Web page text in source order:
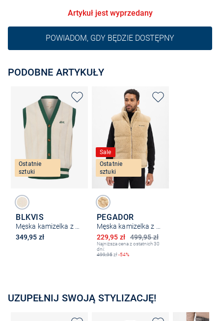
Artykuł jest wyprzedany
POWIADOM, GDY BĘDZIE DOSTĘPNY
PODOBNE ARTYKUŁY
Ostatnie
sztuki
BLKVIS
Męska kamizelka z dzianiny
349,95 zł
Sale
Ostatnie
sztuki
PEGADOR
Męska kamizelka z pluszowego futra - Landin
499,95 zł
Obniżona cena
229,95 zł
Najniższa cena z ostatnich 30
dni:
499,95zł-54%
UZUPEŁNIJ SWOJĄ STYLIZACJĘ!